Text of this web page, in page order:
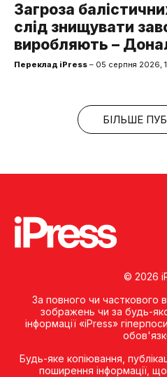
Загроза
слід знищувати
виробляють –
Переклад iPress – 05 серпня 2026,
БІЛЬШЕ
© 2026
За повного чи часткового
зображень чи за будь-
інформації «iPress»
Будь-яке копiювання,
поширення iнформацiї,